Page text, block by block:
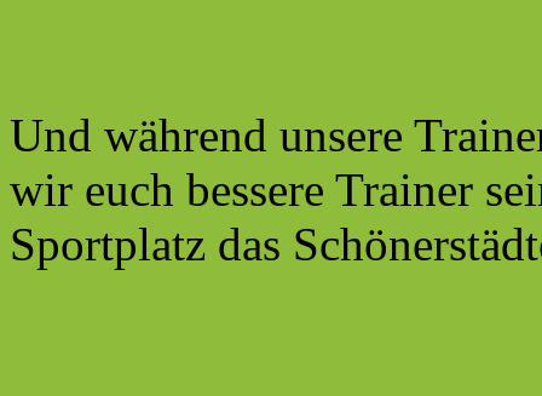
Und während unsere
wir euch bessere Trainer
Sportplatz das